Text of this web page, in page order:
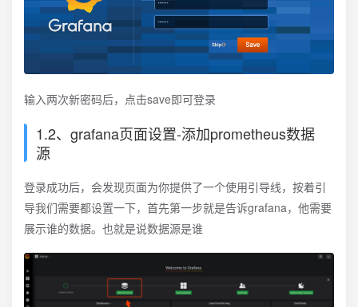
输入两次新密码后，点击save即可登录
1.2、grafana页面设置-添加prometheus数据
源
登录成功后，会发现页面为你提供了一个使用引导线，按着引
导我们需要都设置一下，首先第一步就是告诉grafana，他需要
展示谁的数据。也就是说数据源是谁